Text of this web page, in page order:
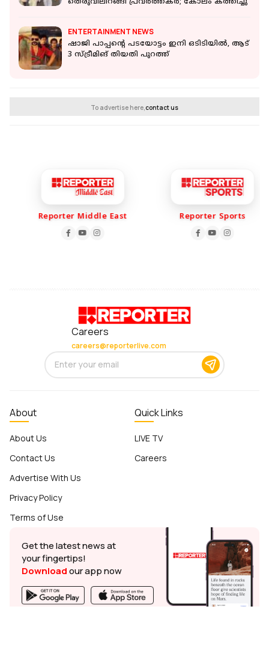
തെരുവിലിറങ്ങി പ്രവർത്തകർ; കോലം കത്തിച്ചു
ENTERTAINMENT NEWS
ഷാജി പാപ്പന്റെ പടയോട്ടം ഇനി ഒടിടിയിൽ, ആട്
3 സ്ട്രീമിങ് തിയതി പുറത്ത്
To advertise here,contact us
Reporter Middle East Reporter Sports
Careers
careers@reporterlive.com
About
About Us
Contact Us
Advertise With Us
Privacy Policy
Terms of Use
Quick Links
LIVE TV
Careers
Get the latest news at
your fingertips!
Downloadour app now